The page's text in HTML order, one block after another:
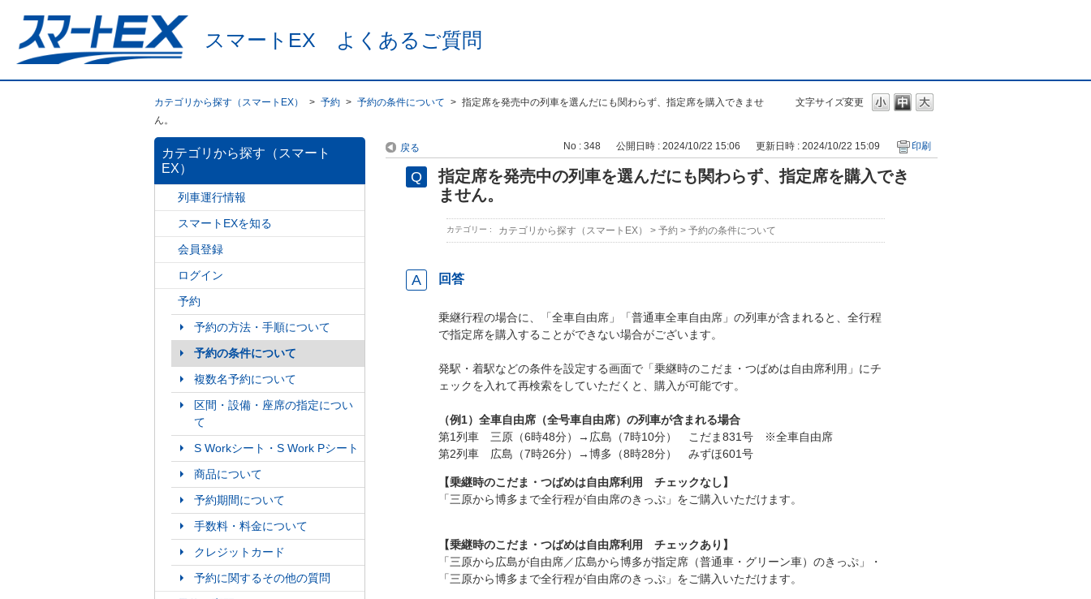
スマートEX よくあるご質問
文字サイズ変更
カテゴリから探す（スマートEX） > 予約 > 予約の条件について > 指定席を発売中の列車を選んだにも関わらず、指定席を購入できませ
ん。
カテゴリから探す（スマート
EX）
列車運行情報
スマートEXを知る
会員登録
ログイン
予約
予約の方法・手順について
予約の条件について
複数名予約について
区間・設備・座席の指定につい
て
S Workシート・S Work Pシート
商品について
予約期間について
手数料・料金について
クレジットカード
予約に関するその他の質問
戻る No : 348 公開日時 : 2024/10/22 15:06 更新日時 : 2024/10/22 15:09 印刷
指定席を発売中の列車を選んだにも関わらず、指定席を購入でき
ません。
カテゴリー : カテゴリから探す（スマートEX） > 予約 > 予約の条件について
回答
乗継行程の場合に、「全車自由席」「普通車全車自由席」の列車が含まれると、全行程
で指定席を購入することができない場合がございます。
発駅・着駅などの条件を設定する画面で「乗継時のこだま・つばめは自由席利用」にチ
ェックを入れて再検索をしていただくと、購入が可能です。
（例1）全車自由席（全号車自由席）の列車が含まれる場合
第1列車 三原（6時48分）→広島（7時10分） こだま831号 ※全車自由席
第2列車 広島（7時26分）→博多（8時28分） みずほ601号
【乗継時のこだま・つばめは自由席利用 チェックなし】
「三原から博多まで全行程が自由席のきっぷ」をご購入いただけます。
【乗継時のこだま・つばめは自由席利用 チェックあり】
「三原から広島が自由席／広島から博多が指定席（普通車・グリーン車）のきっぷ」・
「三原から博多まで全行程が自由席のきっぷ」をご購入いただけます。